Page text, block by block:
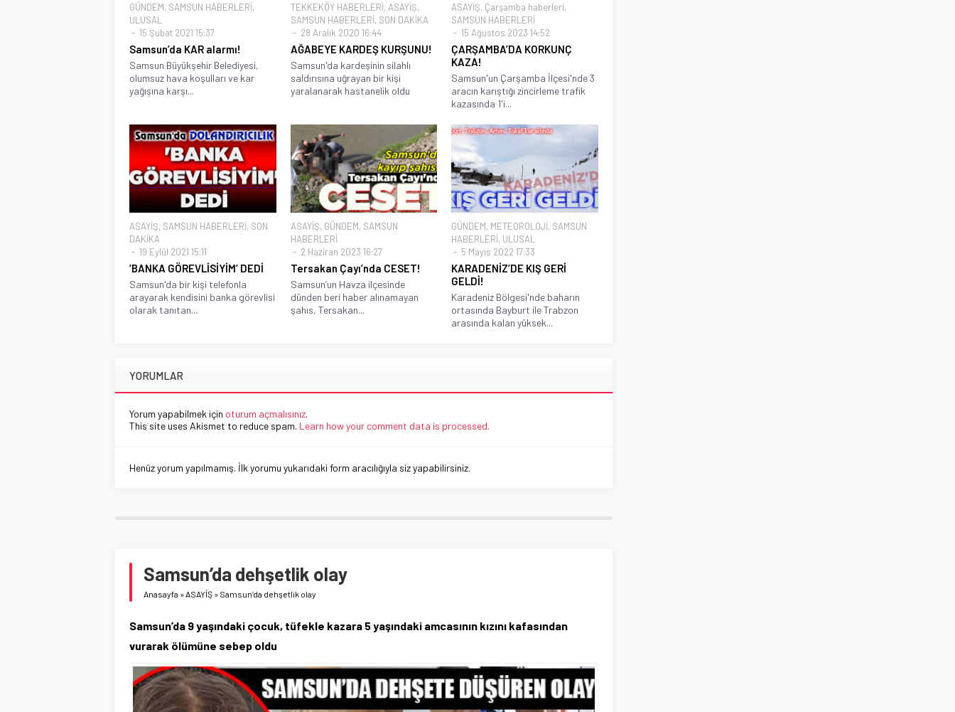
GÜNDEM, SAMSUN HABERLERİ,
ULUSAL
15 Şubat 2021 15:37
Samsun’da KAR alarmı!
Samsun Büyükşehir Belediyesi,
olumsuz hava koşulları ve kar
yağışına karşı...
TEKKEKÖY HABERLERİ, ASAYİŞ,
SAMSUN HABERLERİ, SON DAKİKA
28 Aralık 2020 16:44
AĞABEYE KARDEŞ KURŞUNU!
Samsun'da kardeşinin silahlı
saldırısına uğrayan bir kişi
yaralanarak hastanelik oldu
ASAYİŞ, Çarşamba haberleri,
SAMSUN HABERLERİ
15 Ağustos 2023 14:52
ÇARŞAMBA’DA KORKUNÇ
KAZA!
Samsun'un Çarşamba İlçesi'nde 3
aracın karıştığı zincirleme trafik
kazasında 1'i...
ASAYİŞ, SAMSUN HABERLERİ, SON
DAKİKA
19 Eylül 2021 15:11
‘BANKA GÖREVLİSİYİM’ DEDİ
Samsun'da bir kişi telefonla
arayarak kendisini banka görevlisi
olarak tanıtan...
ASAYİŞ, GÜNDEM, SAMSUN
HABERLERİ
2 Haziran 2023 16:27
Tersakan Çayı’nda CESET!
Samsun’un Havza ilçesinde
dünden beri haber alınamayan
şahıs, Tersakan...
GÜNDEM, METEOROLOJİ, SAMSUN
HABERLERİ, ULUSAL
5 Mayıs 2022 17:33
KARADENİZ’DE KIŞ GERİ
GELDİ!
Karadeniz Bölgesi'nde baharın
ortasında Bayburt ile Trabzon
arasında kalan yüksek...
YORUMLAR
Yorum yapabilmek için oturum açmalısınız.
This site uses Akismet to reduce spam. Learn how your comment data is processed.
Henüz yorum yapılmamış. İlk yorumu yukarıdaki form aracılığıyla siz yapabilirsiniz.
Samsun’da dehşetlik olay
Anasayfa »ASAYİŞ » Samsun’da dehşetlik olay
Samsun’da 9 yaşındaki çocuk, tüfekle kazara 5 yaşındaki amcasının kızını kafasından
vurarak ölümüne sebep oldu